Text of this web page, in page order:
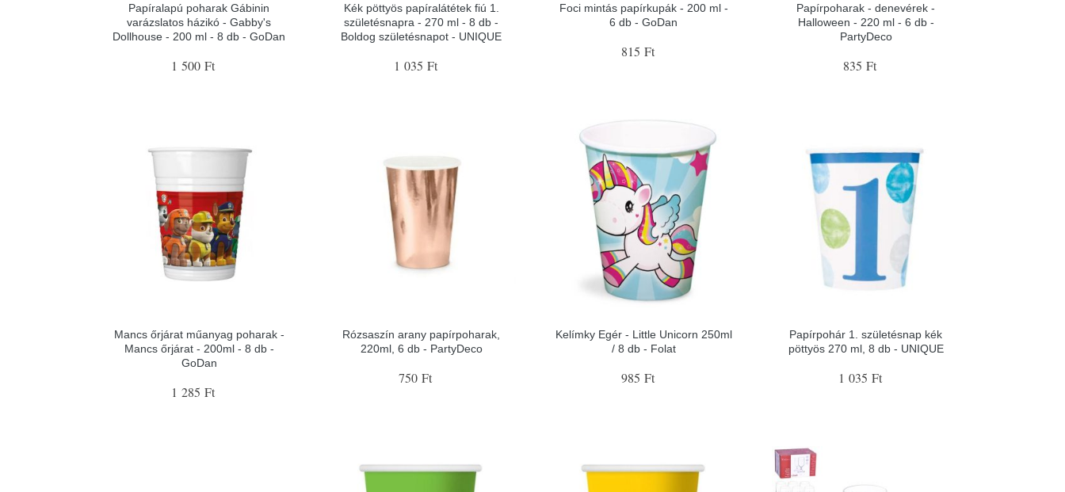
Papíralapú poharak Gábinin
varázslatos házikó - Gabby's
Dollhouse - 200 ml - 8 db - GoDan
1 500 Ft
Kék pöttyös papíralátétek fiú 1.
születésnapra - 270 ml - 8 db -
Boldog születésnapot - UNIQUE
1 035 Ft
Foci mintás papírkupák - 200 ml -
6 db - GoDan
815 Ft
Papírpoharak - denevérek -
Halloween - 220 ml - 6 db -
PartyDeco
835 Ft
Mancs őrjárat műanyag poharak -
Mancs őrjárat - 200ml - 8 db -
GoDan
1 285 Ft
Rózsaszín arany papírpoharak,
220ml, 6 db - PartyDeco
750 Ft
Kelímky Egér - Little Unicorn 250ml
/ 8 db - Folat
985 Ft
Papírpohár 1. születésnap kék
pöttyös 270 ml, 8 db - UNIQUE
1 035 Ft